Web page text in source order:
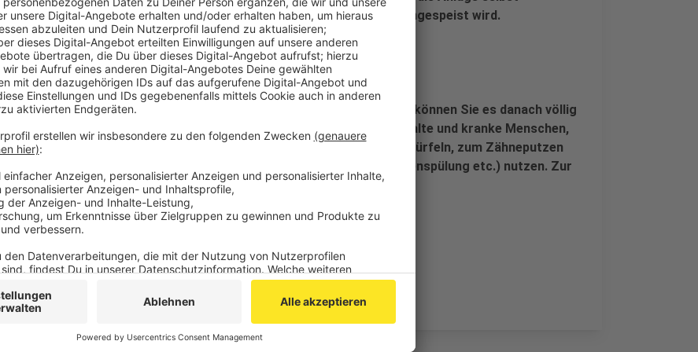
betroffen - nicht die Wasserwerke, in die das Trinkwasser eingespeist wird.
Abkochgebot für Trinkwasser in Aachen
Wenn Sie das Wasser drei Minuten sprudelnd kochen lassen, können Sie es danach völlig
unbedenklich zur Zubereitung von Nahrung, auch für Kinder, alte und kranke Menschen,
zum Abwaschen von Lebensmitteln, zur Herstellung von Eiswürfeln, zum Zähneputzen
sowie für medizinische Zwecke (Reinigung von Wunden, Nasenspülung etc.) nutzen. Zur
Körperpflege kann das Leitungswasser verwendet werden.
Veröffentlicht: Dienstag, 26.01.2021 19:30
Anzeige